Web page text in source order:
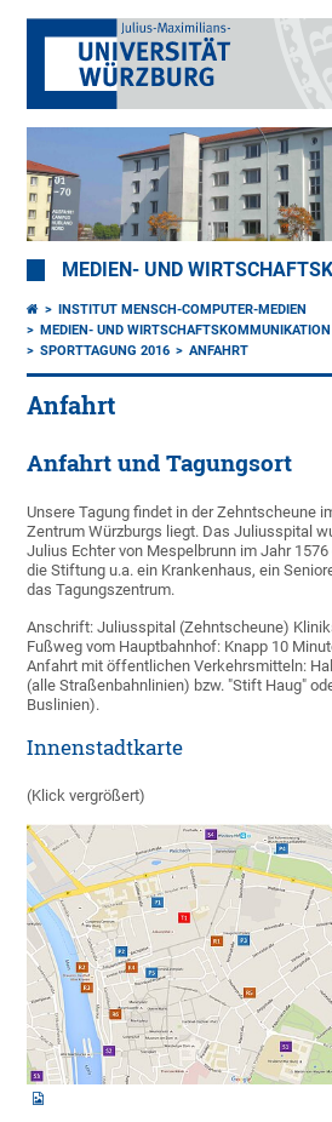
MEDIEN- UND
INSTITUT MENSCH-COMPUTER-MEDIEN
MEDIEN- UND WIRTSCHAFTSKOMMUNIKATION
SPORTTAGUNG 2016
ANFAHRT
Anfahrt
Anfahrt und Tagungsort
Unsere Tagung findet in der Zehntscheune
Zentrum Würzburgs liegt. Das Juliusspital
Julius Echter von Mespelbrunn im Jahr
die Stiftung u.a. ein Krankenhaus, ein
das Tagungszentrum.
Anschrift: Juliusspital (Zehntscheune)
Fußweg vom Hauptbahnhof: Knapp 10
Anfahrt mit öffentlichen Verkehrsmitteln:
(alle Straßenbahnlinien) bzw. "Stift Haug"
Buslinien).
Innenstadtkarte
(Klick vergrößert)